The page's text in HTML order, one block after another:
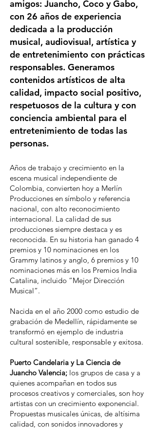
amigos: Juancho, Coco y Gabo,
con 26 años de experiencia
dedicada a la producción
musical, audiovisual, artística y
de entretenimiento con prácticas
responsables. Generamos
contenidos artísticos de alta
calidad, impacto social positivo,
respetuosos de la cultura y con
conciencia ambiental para el
entretenimiento de todas las
personas.
Años de trabajo y crecimiento en la
escena musical independiente de
Colombia, convierten hoy a Merlín
Producciones en símbolo y referencia
nacional, con alto reconocimiento
internacional. La calidad de sus
producciones siempre destaca y es
reconocida. En su historia han ganado 4
premios y 10 nominaciones en los
Grammy latinos y anglo, 6 premios y 10
nominaciones más en los Premios India
Catalina, incluido “Mejor Dirección
Musical”.
Nacida en el año 2000 como estudio de
grabación de Medellín, rápidamente se
transformó en ejemplo de industria
cultural sostenible, responsable y exitosa.
Puerto Candelaria y La Ciencia de
Juancho Valencia; los grupos de casa y a
quienes acompañan en todos sus
procesos creativos y comerciales, son hoy
artistas con un crecimiento exponencial.
Propuestas musicales únicas, de altísima
calidad, con sonidos innovadores y